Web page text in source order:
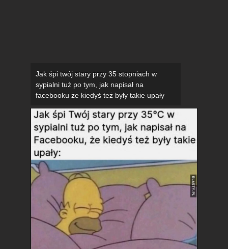
Jak śpi twój stary przy 35 stopniach w
sypialni tuż po tym, jak napisał na
facebooku że kiedyś też były takie upały